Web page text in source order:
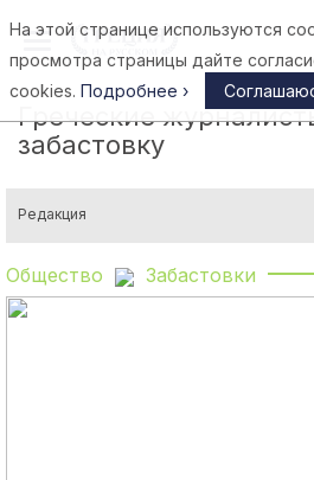
Греческие
забастовку
Редакция
Общество Забастовки
На этой странице используются
просмотра страницы дайте
cookies. Подробнее ›